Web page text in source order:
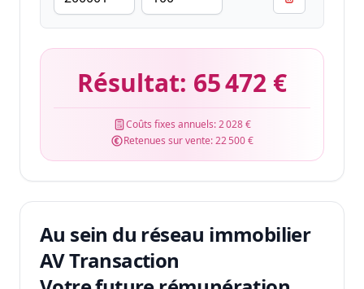
Résultat: 65 472 €
Coûts fixes annuels:2 028 €
Retenues sur vente:22 500 €
Au sein du réseau immobilier
AV Transaction